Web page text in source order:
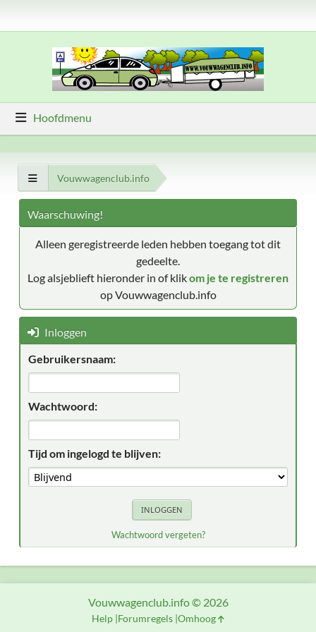
Hoofdmenu
Vouwwagenclub.info
Waarschuwing!
Alleen geregistreerde leden hebben toegang tot dit
gedeelte.
Log alsjeblieft hieronder in of klikom je te registreren
op Vouwwagenclub.info
Inloggen
Gebruikersnaam:
Wachtwoord:
Tijd om ingelogd te blijven:
Wachtwoord vergeten?
Vouwwagenclub.info © 2026
Help Forumregels Omhoog